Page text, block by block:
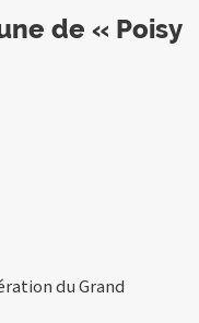
de « Poisy
du Grand